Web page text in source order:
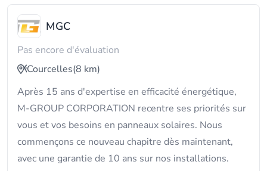
MGC
Pas encore d'évaluation
Courcelles(8 km)
Après 15 ans d'expertise en efficacité énergétique,
M-GROUP CORPORATION recentre ses priorités sur
vous et vos besoins en panneaux solaires. Nous
commençons ce nouveau chapitre dès maintenant,
avec une garantie de 10 ans sur nos installations.